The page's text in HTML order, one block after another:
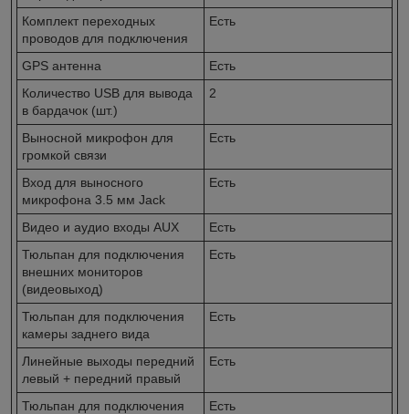
Комплект переходных
проводов для подключения
Есть
GPS антенна
Есть
Количество USB для вывода
в бардачок (шт.)
2
Выносной микрофон для
громкой связи
Есть
Вход для выносного
микрофона 3.5 мм Jack
Есть
Видео и аудио входы AUX
Есть
Тюльпан для подключения
внешних мониторов
(видеовыход)
Есть
Тюльпан для подключения
камеры заднего вида
Есть
Линейные выходы передний
левый + передний правый
Есть
Тюльпан для подключения
Есть